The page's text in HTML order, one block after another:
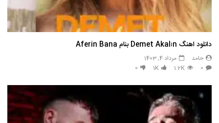
دانلود اهنگ Demet Akalın بنام Aferin Bana
حامد
مرداد 4, 1403
0
1.2K
1K
0